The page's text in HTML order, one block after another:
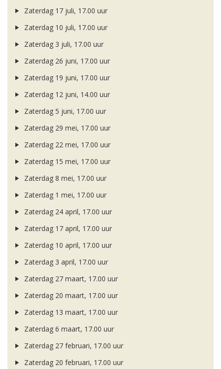
Zaterdag 17 juli, 17.00 uur
Zaterdag 10 juli, 17.00 uur
Zaterdag 3 juli, 17.00 uur
Zaterdag 26 juni, 17.00 uur
Zaterdag 19 juni, 17.00 uur
Zaterdag 12 juni, 14.00 uur
Zaterdag 5 juni, 17.00 uur
Zaterdag 29 mei, 17.00 uur
Zaterdag 22 mei, 17.00 uur
Zaterdag 15 mei, 17.00 uur
Zaterdag 8 mei, 17.00 uur
Zaterdag 1 mei, 17.00 uur
Zaterdag 24 april, 17.00 uur
Zaterdag 17 april, 17.00 uur
Zaterdag 10 april, 17.00 uur
Zaterdag 3 april, 17.00 uur
Zaterdag 27 maart, 17.00 uur
Zaterdag 20 maart, 17.00 uur
Zaterdag 13 maart, 17.00 uur
Zaterdag 6 maart, 17.00 uur
Zaterdag 27 februari, 17.00 uur
Zaterdag 20 februari, 17.00 uur